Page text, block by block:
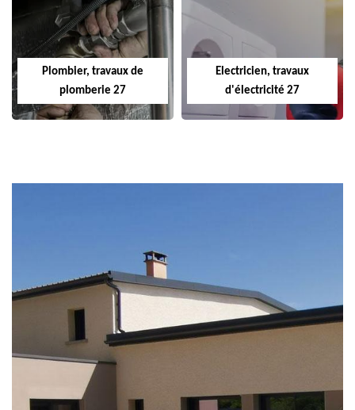
Plombier, travaux de
plomberie 27
Electricien, travaux
d'électricité 27